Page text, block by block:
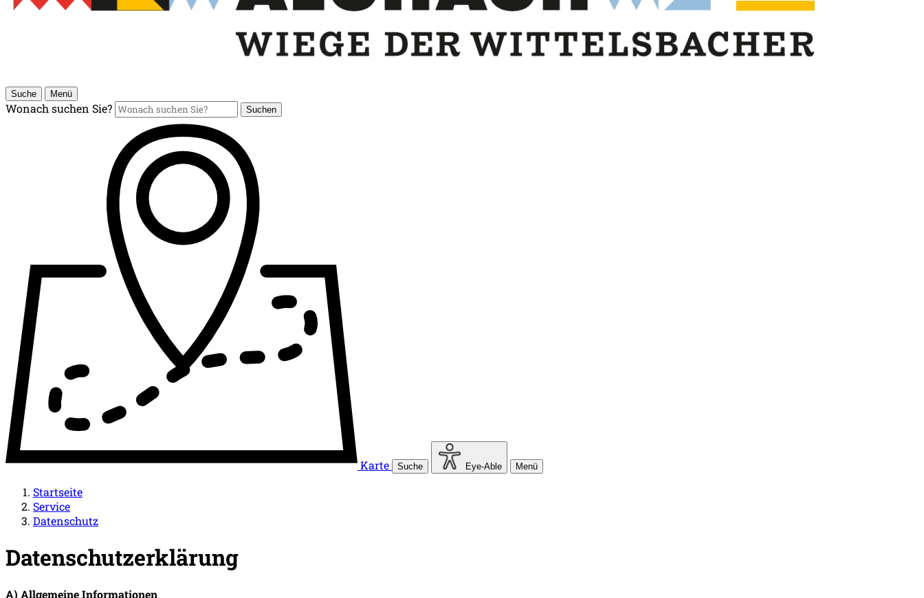
Suche Menü
Wonach suchen Sie? Suchen
Karte Suche Eye-Able Menü
Startseite
Service
Datenschutz
Datenschutzerklärung
A) Allgemeine Informationen